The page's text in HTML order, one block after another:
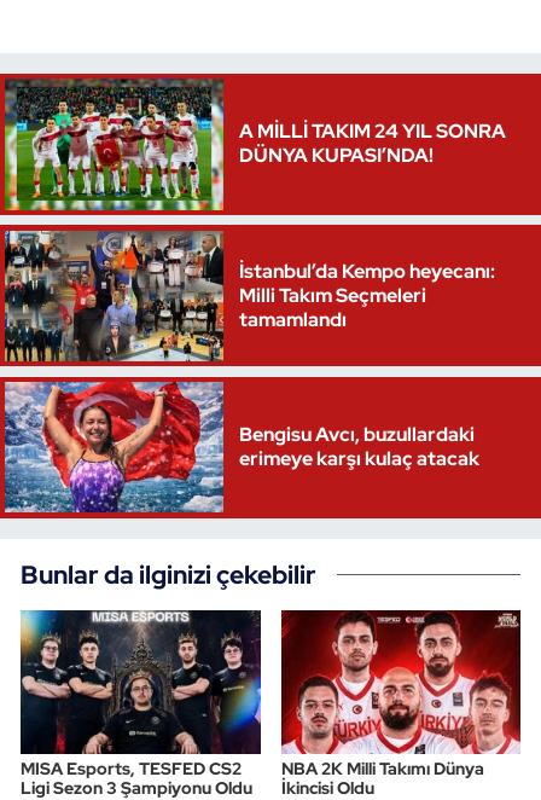
A MİLLİ TAKIM 24 YIL SONRA
DÜNYA KUPASI’NDA!
İstanbul’da Kempo heyecanı:
Milli Takım Seçmeleri
tamamlandı
Bengisu Avcı, buzullardaki
erimeye karşı kulaç atacak
Bunlar da ilginizi çekebilir
MISA Esports, TESFED CS2
Ligi Sezon 3 Şampiyonu Oldu
NBA 2K Milli Takımı Dünya
İkincisi Oldu
Voleybol
Vücut Geliştirme Fitness
Wushu Kungfu
Yelken
Yüzme